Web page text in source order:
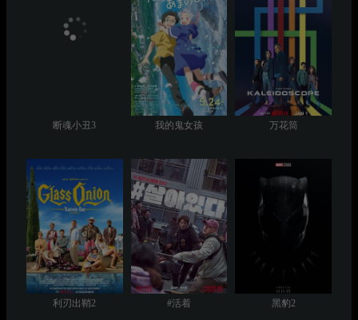
断魂小丑3 我的鬼女孩 万花筒
利刃出鞘2 #活着 黑豹2